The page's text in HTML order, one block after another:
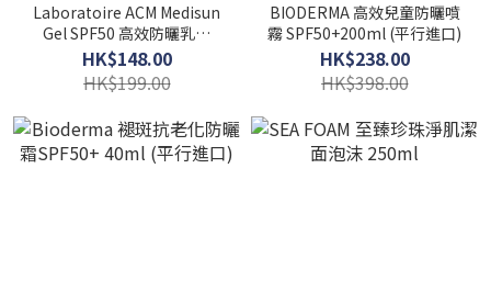
Laboratoire ACM Medisun
Gel SPF50 高效防曬乳霜
40ml
HK$148.00
HK$199.00
BIODERMA 高效兒童防曬噴
霧 SPF50+200ml (平行進口)
HK$238.00
HK$398.00